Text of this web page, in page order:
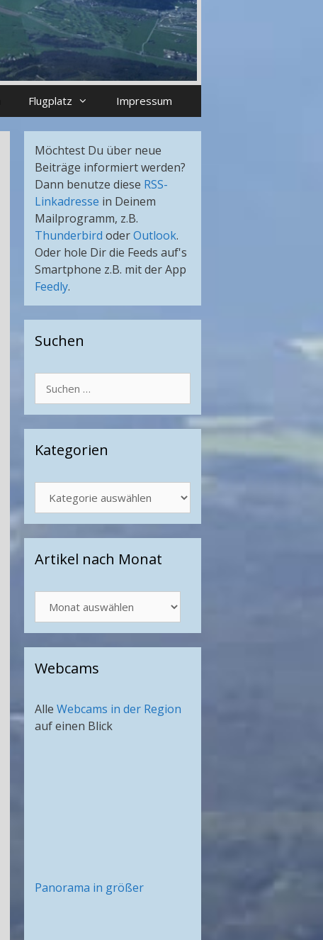
Flugplatz Impressum
Möchtest Du über neue
Beiträge informiert werden?
Dann benutze diese RSS-
Linkadresse in Deinem
Mailprogramm, z.B.
Thunderbird oderOutlook.
Oder hole Dir die Feeds auf's
Smartphone z.B. mit der App
Feedly.
Suchen
nach:
Kategorien
Artikel nach Monat
nach
Monat
Webcams
Alle Webcams in der Region
auf einen Blick
Panorama in größer